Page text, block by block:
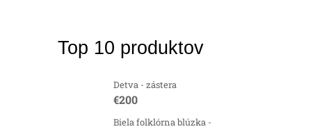
Top 10 produktov
Detva - zástera
€200
Biela folklórna blúzka -